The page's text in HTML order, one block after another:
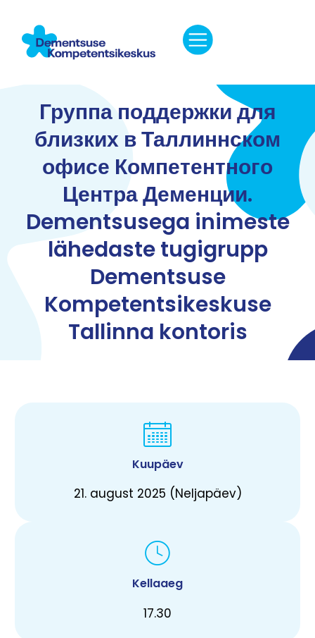
Группа поддержки для
близких в Таллиннском
офисе Компетентного
Центра Деменции.
Dementsusega inimeste
lähedaste tugigrupp
Dementsuse
Kompetentsikeskuse
Tallinna kontoris
Kuupäev
21. august 2025 (Neljapäev)
Kellaaeg
17.30